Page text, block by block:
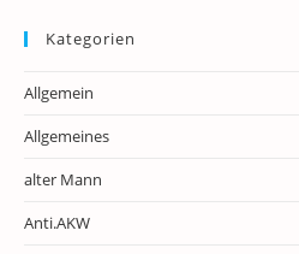
Kategorien
Allgemein
Allgemeines
alter Mann
Anti.AKW